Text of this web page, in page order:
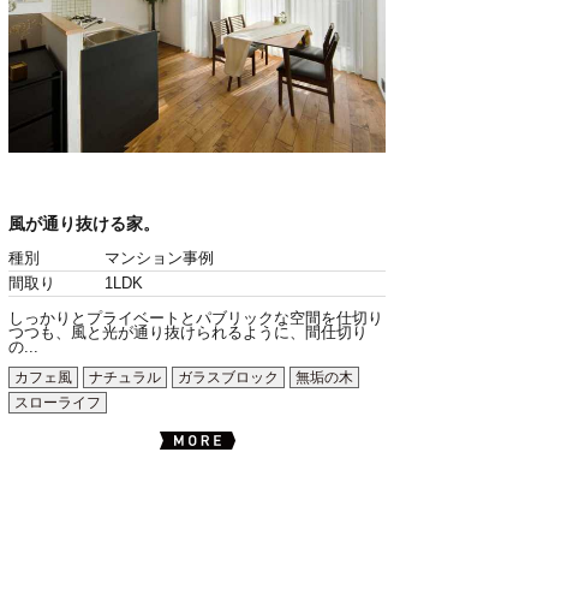
風が通り抜ける家。
種別
マンション事例
間取り
1LDK
しっかりとプライベートとパブリックな空間を仕切り
つつも、風と光が通り抜けられるように、間仕切り
の...
カフェ風
ナチュラル ガラスブロック
無垢の木
スローライフ